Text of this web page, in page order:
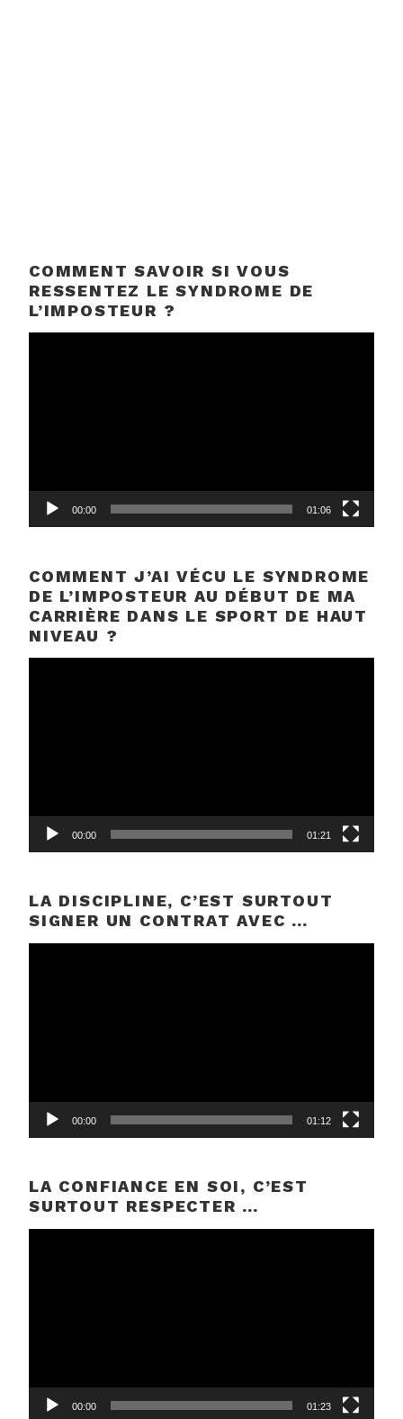
COMMENT SAVOIR SI VOUS
RESSENTEZ LE SYNDROME DE
L’IMPOSTEUR ?
00:00 01:06
COMMENT J’AI VÉCU LE SYNDROME
DE L’IMPOSTEUR AU DÉBUT DE MA
CARRIÈRE DANS LE SPORT DE HAUT
NIVEAU ?
00:00 01:21
LA DISCIPLINE, C’EST SURTOUT
SIGNER UN CONTRAT AVEC …
00:00 01:12
LA CONFIANCE EN SOI, C’EST
SURTOUT RESPECTER …
00:00 01:23